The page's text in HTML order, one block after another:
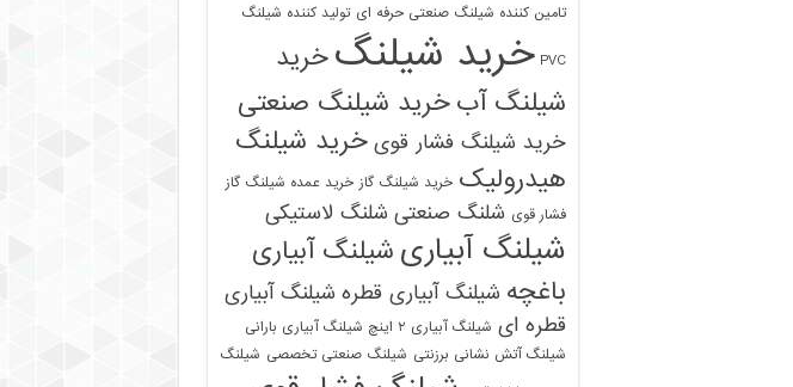
تامین کننده شیلنگ صنعتی حرفه ای تولید کننده شیلنگ
PVC خرید شیلنگ خرید
شیلنگ آب خرید شیلنگ صنعتی
خرید شیلنگ فشار قوی خرید شیلنگ
هیدرولیک خرید شیلنگ گاز خرید عمده شیلنگ گاز
فشار قوی شلنگ صنعتی شلنگ لاستیکی
شیلنگ آبیاری شیلنگ آبیاری
باغچه شیلنگ آبیاری قطره شیلنگ آبیاری
قطره ای شیلنگ آبیاری ۲ اینچ شیلنگ آبیاری بارانی
شیلنگ آتش نشانی برزنتی شیلنگ صنعتی تخصصی شیلنگ